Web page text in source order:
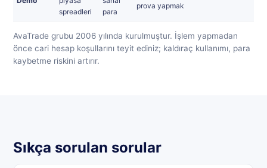
spreadleri
para
prova yapmak
AvaTrade grubu 2006 yılında kurulmuştur. İşlem yapmadan
önce cari hesap koşullarını teyit ediniz; kaldıraç kullanımı, para
kaybetme riskini artırır.
Sıkça sorulan sorular